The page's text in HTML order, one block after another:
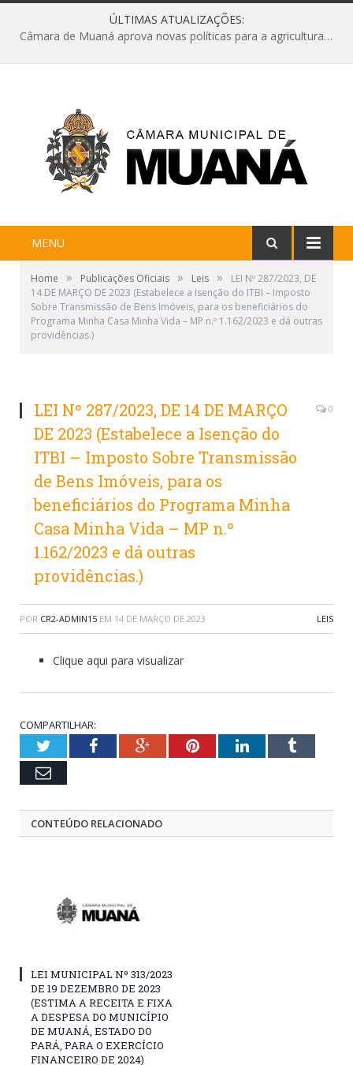
ÚLTIMAS ATUALIZAÇÕES:
Câmara de Muaná aprova novas políticas para a agricultura e solicita reforma da Ponte do Reduto
MENU
Home » Publicações Oficiais » Leis »
LEI Nº 287/2023, DE
14 DE MARÇO DE 2023 (Estabelece a Isenção do ITBI – Imposto
Sobre Transmissão de Bens Imóveis, para os beneficiários do
Programa Minha Casa Minha Vida – MP n.º 1.162/2023 e dá outras
providências.)
LEI Nº 287/2023, DE 14 DE MARÇO
DE 2023 (Estabelece a Isenção do
ITBI – Imposto Sobre Transmissão
de Bens Imóveis, para os
beneficiários do Programa Minha
Casa Minha Vida – MP n.º
1.162/2023 e dá outras
providências.)
0
POR CR2-ADMIN15 EM 14 DE MARÇO DE 2023 LEIS
Clique aqui para visualizar
COMPARTILHAR:
TwitterFacebookGoogle+PinterestLinkedInTumblr
Email
CONTEÚDO RELACIONADO
LEI MUNICIPAL Nº 313/2023
DE 19 DEZEMBRO DE 2023
(ESTIMA A RECEITA E FIXA
A DESPESA DO MUNICÍPIO
DE MUANÁ, ESTADO DO
PARÁ, PARA O EXERCÍCIO
FINANCEIRO DE 2024)